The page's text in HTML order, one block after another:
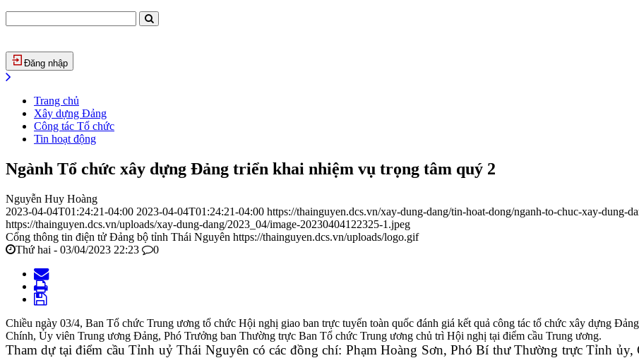
Đăng nhập
Trang chủ
Xây dựng Đảng
Công tác Tổ chức
Tin hoạt động
Ngành Tổ chức xây dựng Đảng triển khai nhiệm vụ trọng tâm quý 2
Nguyễn Huy Hoàng
2023-04-04T01:24:21-04:00 2023-04-04T01:24:21-04:00 https://thainguyen.dcs.vn/xay-dung-dang/tin-hoat-dong/nganh-to-chuc-xay-dung-
https://thainguyen.dcs.vn/uploads/xay-dung-dang/2023_04/image-20230404122325-1.jpeg
Cổng thông tin điện tử Đảng bộ tỉnh Thái Nguyên https://thainguyen.dcs.vn/uploads/logo.gif
Thứ hai - 03/04/2023 22:23
0
Chiều ngày 03/4, Ban Tổ chức Trung ương tổ chức Hội nghị giao ban trực tuyến toàn quốc đánh giá kết quả công tác tổ chức xây dựng
Chính, Ủy viên Trung ương Đảng, Phó Trưởng ban Thường trực Ban Tổ chức Trung ương chủ trì Hội nghị tại điểm cầu Trung ương.
Tham dự tại điểm cầu Tỉnh uỷ Thái Nguyên có các đồng chí: Phạm Hoàng Sơn, Phó Bí thư Thường trực Tỉnh